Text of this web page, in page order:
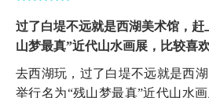
过了白堤不远就是西湖美术馆，赶
山梦最真”近代山水画展，比较喜
去西湖玩，过了白堤不远就是西
举行名为“残山梦最真”近代山水